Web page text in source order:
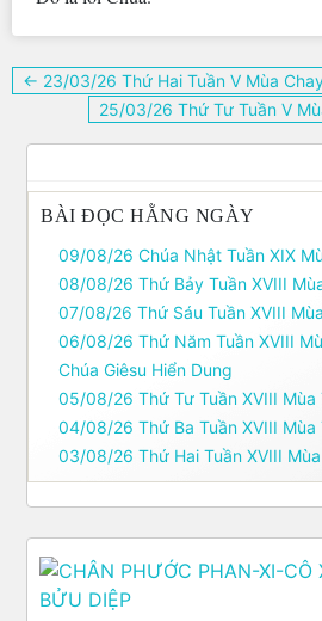
Điều
← 23/03/26 Thứ Hai Tuần V Mùa
25/03/26 Thứ Tư Tuần V
BÀI ĐỌC HẰNG NGÀY
09/08/26 Chúa Nhật Tuần XIX
08/08/26 Thứ Bảy Tuần XVIII
07/08/26 Thứ Sáu Tuần XVIII
06/08/26 Thứ Năm Tuần XVIII
Chúa Giêsu Hiển Dung
05/08/26 Thứ Tư Tuần XVIII Mùa
04/08/26 Thứ Ba Tuần XVIII Mùa
03/08/26 Thứ Hai Tuần XVIII